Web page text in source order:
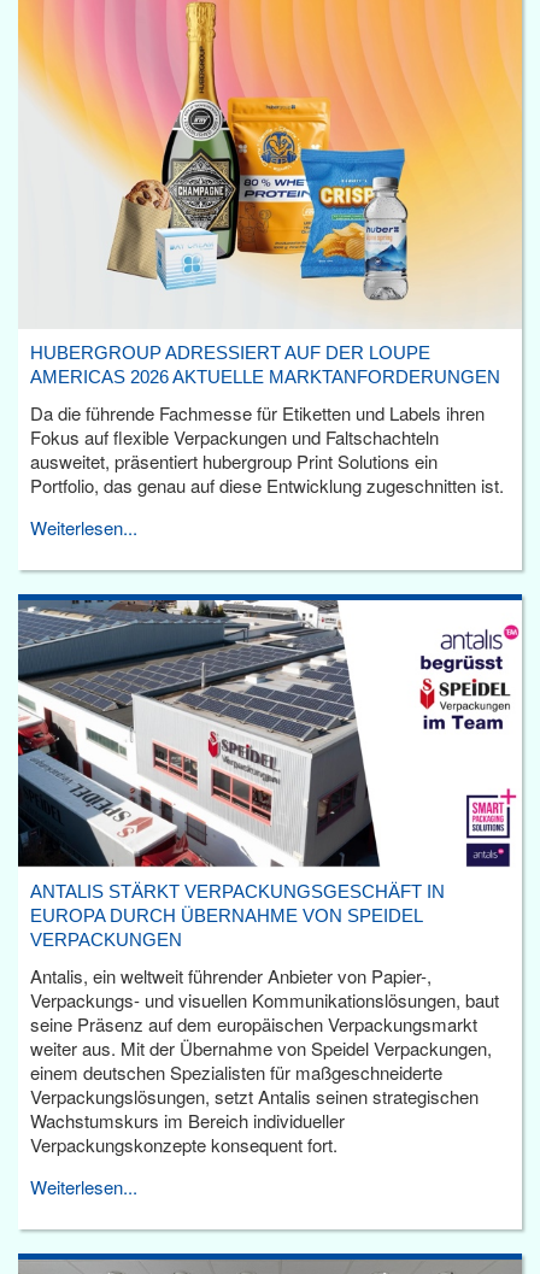
HUBERGROUP ADRESSIERT AUF DER LOUPE
AMERICAS 2026 AKTUELLE MARKTANFORDERUNGEN
Da die führende Fachmesse für Etiketten und Labels ihren
Fokus auf flexible Verpackungen und Faltschachteln
ausweitet, präsentiert hubergroup Print Solutions ein
Portfolio, das genau auf diese Entwicklung zugeschnitten ist.
Weiterlesen...
ANTALIS STÄRKT VERPACKUNGSGESCHÄFT IN
EUROPA DURCH ÜBERNAHME VON SPEIDEL
VERPACKUNGEN
Antalis, ein weltweit führender Anbieter von Papier-,
Verpackungs- und visuellen Kommunikationslösungen, baut
seine Präsenz auf dem europäischen Verpackungsmarkt
weiter aus. Mit der Übernahme von Speidel Verpackungen,
einem deutschen Spezialisten für maßgeschneiderte
Verpackungslösungen, setzt Antalis seinen strategischen
Wachstumskurs im Bereich individueller
Verpackungskonzepte konsequent fort.
Weiterlesen...